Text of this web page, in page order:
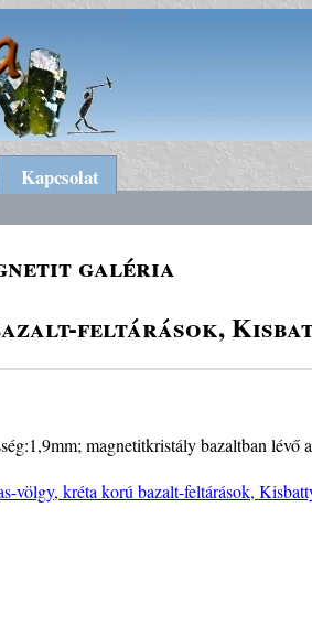
Kapcsolat
galéria
feltárások,
magnetitkristály bazaltban
völgy, kréta korú bazalt-feltárások,